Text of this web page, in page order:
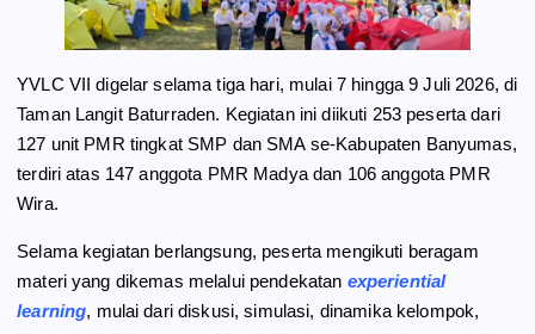
YVLC VII digelar selama tiga hari, mulai 7 hingga 9 Juli 2026, di
Taman Langit Baturraden. Kegiatan ini diikuti 253 peserta dari
127 unit PMR tingkat SMP dan SMA se-Kabupaten Banyumas,
terdiri atas 147 anggota PMR Madya dan 106 anggota PMR
Wira.
Selama kegiatan berlangsung, peserta mengikuti beragam
materi yang dikemas melalui pendekatan experiential
learning, mulai dari diskusi, simulasi, dinamika kelompok,